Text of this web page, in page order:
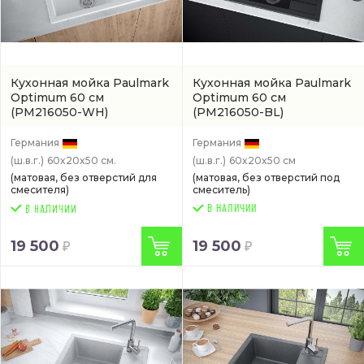
Кухонная мойка Paulmark
Optimum 60 см
(PM216050-WH)
Германия
(ш.в.г.) 60x20x50 см.
(матовая, без отверстий для
смесителя)
19 500
Кухонная мойка Paulmark
Optimum 60 см
(PM216050-BL)
Германия
(ш.в.г.) 60x20x50 см
(матовая, без отверстий под
смеситель)
В НАЛИЧИИ
19 500